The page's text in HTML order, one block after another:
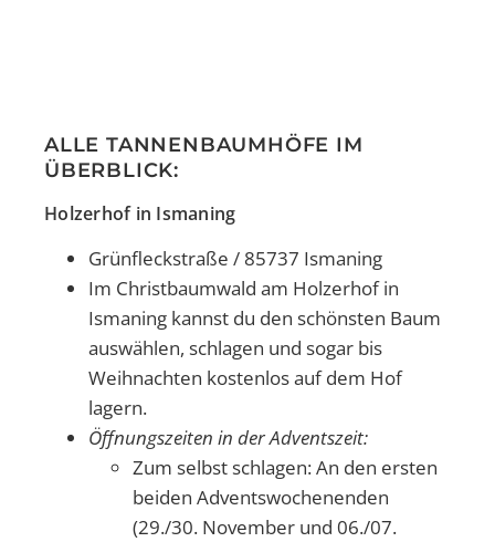
ALLE TANNENBAUMHÖFE IM
ÜBERBLICK:
Holzerhof in Ismaning
Grünfleckstraße / 85737 Ismaning
Im Christbaumwald am Holzerhof in
Ismaning kannst du den schönsten Baum
auswählen, schlagen und sogar bis
Weihnachten kostenlos auf dem Hof
lagern.
Öffnungszeiten in der Adventszeit:
Zum selbst schlagen: An den ersten
beiden Adventswochenenden
(29./30. November und 06./07.